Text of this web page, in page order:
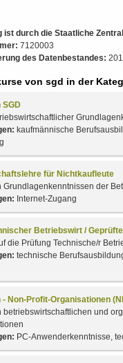
ist durch die Staatliche
7120003
des Datenbestandes:
von sgd in der
SGD
kaufmännische
für Nichtkaufleute
Grundlagenkenntnissen der
Internet-Zugang
Betriebswirt /
die Prüfung Technische/r
technische
Non-Profit-Organisationen
betriebswirtschaftlichen und
PC-Anwenderkenntnisse,